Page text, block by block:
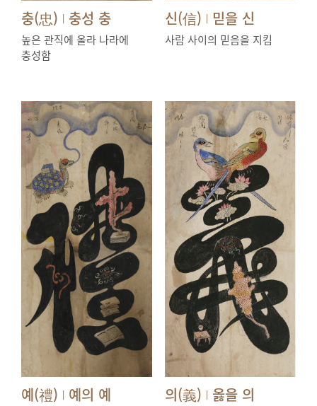
충(忠) | 충성 충
높은 관직에 올라 나라에
충성함
신(信) | 믿을 신
사람 사이의 믿음을 지킴
예(禮) | 예의 예 의(義) | 옳을 의